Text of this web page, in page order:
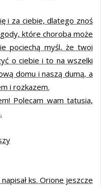
i za ciebie, dlatego znoś
które choroba może
pociechą myśl, że twoi
o ciebie i to na wszelki
domu i naszą dumą, a
i rozkazem.
Polecam wam tatusia,
ks. Orione jeszcze